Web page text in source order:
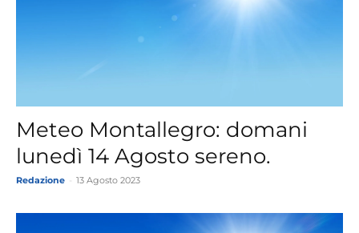
Meteo Montallegro: domani
lunedì 14 Agosto sereno.
Redazione 13 Agosto 2023